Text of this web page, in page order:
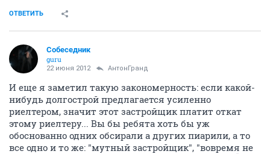
ОТВЕТИТЬ
Собеседник
guru
22 июня 2012 АнтонГранд
И еще я заметил такую закономерность: если какой-
нибудь долгострой предлагается усиленно
риелтером, значит этот застройщик платит откат
этому риелтеру... Вы бы ребята хоть бы уж
обоснованно одних обсирали а других пиарили, а то
все одно и то же: "мутный застройщик", "вовремя не